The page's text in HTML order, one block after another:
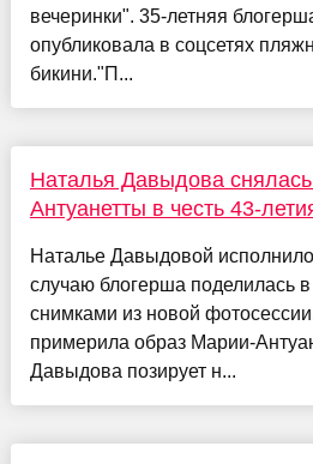
вечеринки". 35-летняя
опубликовала в соцсетях
бикини."П...
Наталья Давыдова
Антуанетты в честь 43-
Наталье Давыдовой
случаю блогерша поделилась
снимками из новой
примерила образ Марии-
Давыдова позирует н...